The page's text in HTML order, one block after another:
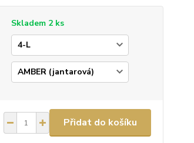
Skladem 2 ks
Přidat do košíku